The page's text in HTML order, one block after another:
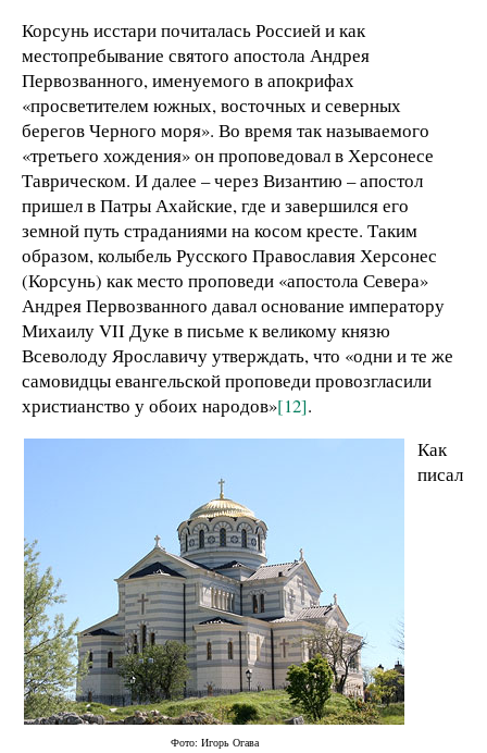
Корсунь исстари почиталась Россией и как
местопребывание святого апостола Андрея
Первозванного, именуемого в апокрифах
«просветителем южных, восточных и северных
берегов Черного моря». Во время так называемого
«третьего хождения» он проповедовал в Херсонесе
Таврическом. И далее – через Византию – апостол
пришел в Патры Ахайские, где и завершился его
земной путь страданиями на косом кресте. Таким
образом, колыбель Русского Православия Херсонес
(Корсунь) как место проповеди «апостола Севера»
Андрея Первозванного давал основание императору
Михаилу VII Дуке в письме к великому князю
Всеволоду Ярославичу утверждать, что «одни и те же
самовидцы евангельской проповеди провозгласили
христианство у обоих народов»[12].
Фото: Игорь Огава
Как
писал